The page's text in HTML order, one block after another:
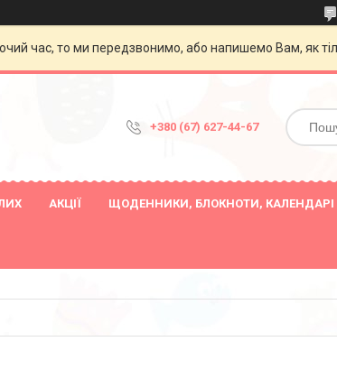
час, то ми передзвонимо, або напишемо Вам, як
+380 (67) 627-44-67
АКЦІЇ ЩОДЕННИКИ, БЛОКНОТИ, КАЛЕНДАРІ